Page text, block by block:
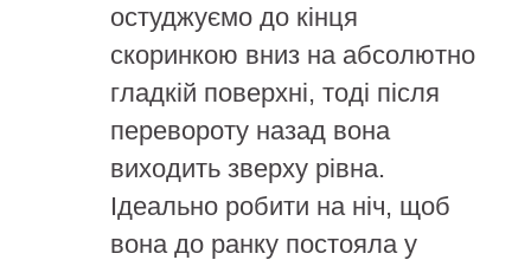
остуджуємо до кінця
скоринкою вниз на абсолютно
гладкій поверхні, тоді після
перевороту назад вона
виходить зверху рівна.
Ідеально робити на ніч, щоб
вона до ранку постояла у